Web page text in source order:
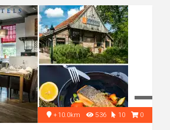
+10.0km 536 10 0